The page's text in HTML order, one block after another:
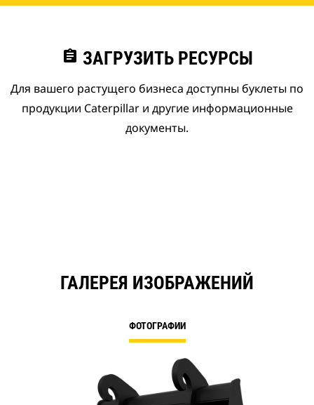
assignment ЗАГРУЗИТЬ РЕСУРСЫ
Для вашего растущего бизнеса доступны буклеты по
продукции Caterpillar и другие информационные
документы.
ГАЛЕРЕЯ ИЗОБРАЖЕНИЙ
ФОТОГРАФИИ